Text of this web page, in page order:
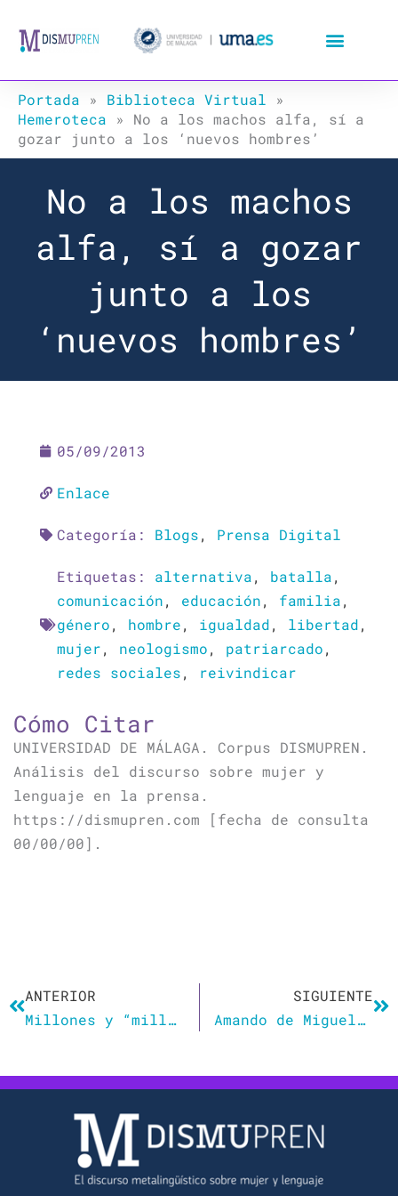
Portada » Biblioteca Virtual »
Hemeroteca » No a los machos alfa, sí a
gozar junto a los ‘nuevos hombres’
No a los machos
alfa, sí a gozar
junto a los
‘nuevos hombres’
05/09/2013
Enlace
Categoría: Blogs, Prensa Digital
Etiquetas: alternativa, batalla,
comunicación, educación, familia,
género, hombre, igualdad, libertad,
mujer, neologismo, patriarcado,
redes sociales, reivindicar
Cómo Citar
UNIVERSIDAD DE MÁLAGA. Corpus DISMUPREN.
Análisis del discurso sobre mujer y
lenguaje en la prensa.
https://dismupren.com [fecha de consulta
00/00/00].
ANTERIOR
Millones y “millonas”
SIGUIENTE
Amando de Miguel destaca «la estupidez» del lenguaje igualitario